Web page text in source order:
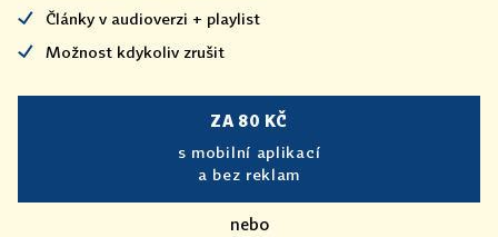
Články v audioverzi + playlist
Možnost kdykoliv zrušit
ZA 80 KČ
s mobilní aplikací
a bez reklam
nebo